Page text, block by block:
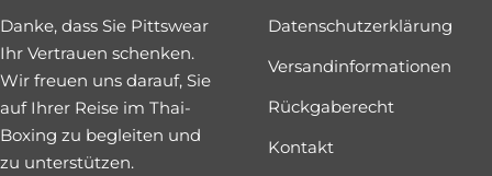
Danke, dass Sie Pittswear
Ihr Vertrauen schenken.
Wir freuen uns darauf, Sie
auf Ihrer Reise im Thai-
Boxing zu begleiten und
zu unterstützen.
Datenschutzerklärung
Versandinformationen
Rückgaberecht
Kontakt